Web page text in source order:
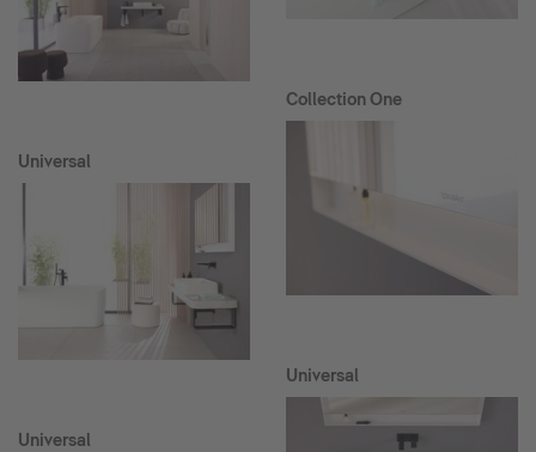
Universal
Universal
Collection One
Universal